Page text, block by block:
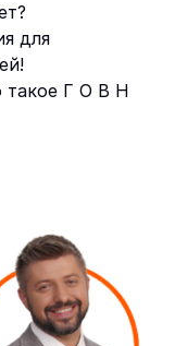
для
такое Г О В Н